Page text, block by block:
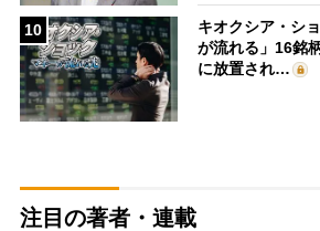
10
キオクシア・シ
が流れる」16銘
に放置され…
注目の著者・連載